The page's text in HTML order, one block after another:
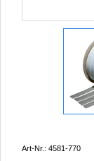
Art-Nr.: 4581-770